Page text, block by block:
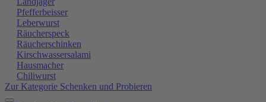
Pfefferbeisser
Leberwurst
Räucherspeck
Räucherschinken
Kirschwassersalami
Hausmacher
Chiliwurst
Zur Kategorie Schenken und Probieren